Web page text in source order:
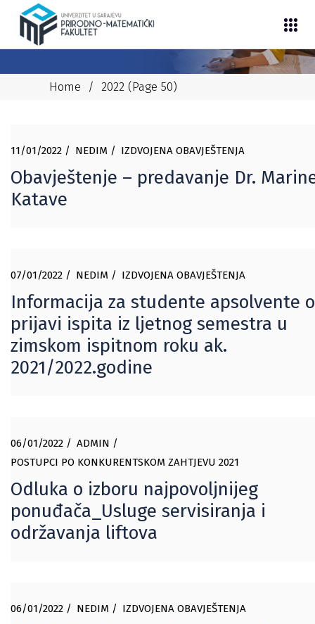
Home /2022 (Page 50)
11/01/2022 NEDIM IZDVOJENA OBAVJEŠTENJA
Obavještenje – predavanje Dr.
Katave
07/01/2022 NEDIM IZDVOJENA OBAVJEŠTENJA
Informacija za studente apsolvente o
prijavi ispita iz ljetnog semestra u
zimskom ispitnom roku ak.
2021/2022.godine
06/01/2022
ADMIN
POSTUPCI PO KONKURENTSKOM ZAHTJEVU 2021
Odluka o izboru najpovoljnijeg
ponuđača_Usluge servisiranja i
održavanja liftova
06/01/2022 NEDIM IZDVOJENA OBAVJEŠTENJA